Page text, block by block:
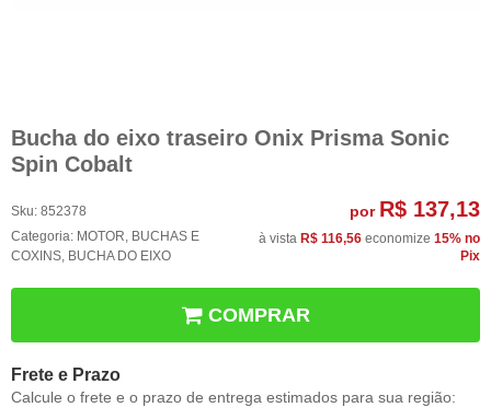
Bucha do eixo traseiro Onix Prisma Sonic
Spin Cobalt
Sku: 852378
Categoria: MOTOR, BUCHAS E
COXINS, BUCHA DO EIXO
por R$ 137,13
à vista R$ 116,56 economize 15% no
Pix
COMPRAR
Frete e Prazo
Calcule o frete e o prazo de entrega estimados para sua região: